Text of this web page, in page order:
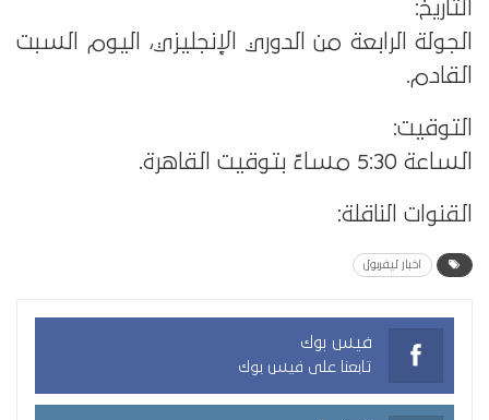
التاريخ:
الجولة الرابعة من الدوري الإنجليزي، اليوم السبت
القادم.
التوقيت:
الساعة 5:30 مساءً بتوقيت القاهرة.
القنوات الناقلة:
اخبار ليفربول
فيس بوك
تابعنا على فيس بوك